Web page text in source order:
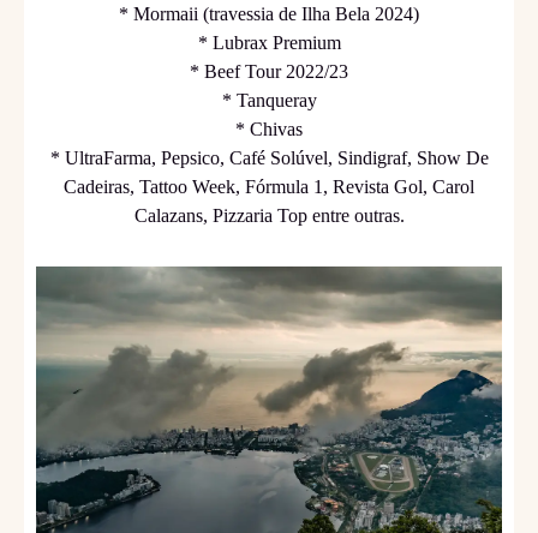
* Mormaii (travessia de Ilha Bela 2024)
* Lubrax Premium
* Beef Tour 2022/23
* Tanqueray
* Chivas
* UltraFarma, Pepsico, Café Solúvel, Sindigraf, Show De
Cadeiras, Tattoo Week, Fórmula 1, Revista Gol, Carol
Calazans, Pizzaria Top entre outras.